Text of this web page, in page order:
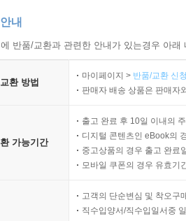
내
반품/교환과 관련한 안내가 있는경우 아
환 방법
마이페이지 > 반품/교환 신
판매자 배송 상품은 판매자
가능기간
출고 완료 후 10일 이내의
디지털 콘텐츠인 eBook의
중고상품의 경우 출고 완료
모바일 쿠폰의 경우 유효기
고객의 단순변심 및 착오구
직수입양서/직수입일서중